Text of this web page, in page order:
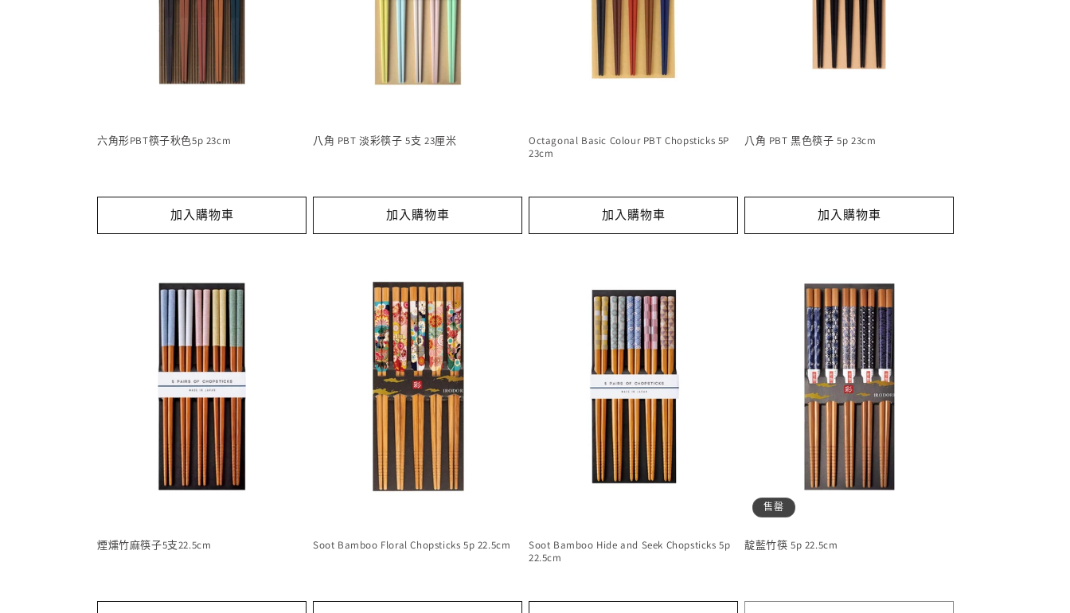
六角形PBT筷子秋色5p 23cm
加入購物車
八角 PBT 淡彩筷子 5支 23厘米
加入購物車
Octagonal Basic Colour PBT Chopsticks 5P
23cm
加入購物車
八角 PBT 黑色筷子 5p 23cm
加入購物車
煙燻竹麻筷子5支22.5cm Soot Bamboo Floral Chopsticks 5p 22.5cm
Soot Bamboo Hide and Seek Chopsticks 5p
22.5cm
售罄
靛藍竹筷 5p 22.5cm